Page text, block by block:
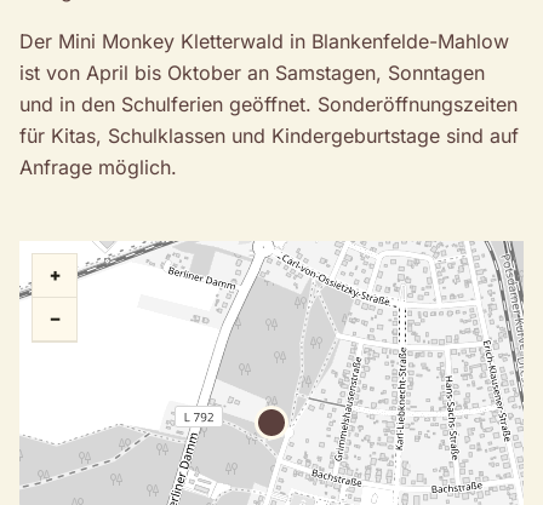
Der Mini Monkey Kletterwald in Blankenfelde-Mahlow
ist von April bis Oktober an Samstagen, Sonntagen
und in den Schulferien geöffnet. Sonderöffnungszeiten
für Kitas, Schulklassen und Kindergeburtstage sind auf
Anfrage möglich.
+
−